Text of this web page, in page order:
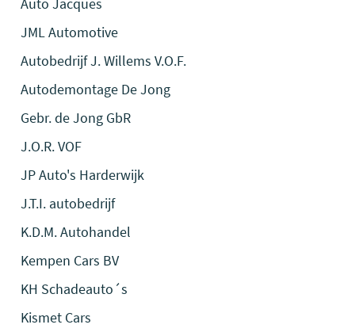
JML Automotive
Autobedrijf J. Willems V.O.F.
Autodemontage De Jong
Gebr. de Jong GbR
J.O.R. VOF
JP Auto's Harderwijk
J.T.I. autobedrijf
K.D.M. Autohandel
Kempen Cars BV
KH Schadeauto´s
Kismet Cars